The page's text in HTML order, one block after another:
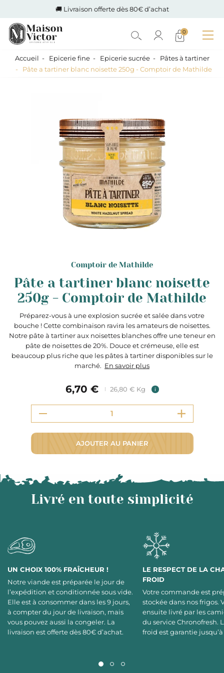
🚚 Livraison offerte dès 80€ d’achat
0
Accueil Epicerie fine Epicerie sucrée
Pâtes à tartiner
Pâte a tartiner blanc noisette 250g - Comptoir de Mathilde
Comptoir de Mathilde
Pâte a tartiner blanc noisette
250g - Comptoir de Mathilde
Préparez-vous à une explosion sucrée et salée dans votre
bouche ! Cette combinaison ravira les amateurs de noisettes.
Notre pâte à tartiner aux noisettes blanches offre une teneur en
pâte de noisettes de 20%. Douce et crémeuse, elle est
beaucoup plus riche que les pâtes à tartiner disponibles sur le
marché. En savoir plus
6,70 € 26,80 € Kg i
AJOUTER AU PANIER
Livré en toute simplicité
UN CHOIX 100% FRAÎCHEUR !
Notre viande est préparée le jour de
l’expédition et conditionnée sous vide.
Elle est à consommer dans les 9 jours,
à compter du jour de livraison, mais
vous pouvez aussi la congeler. La
livraison est offerte dès 80€ d’achat.
LE RESPECT DE LA
FROID
Votre commande est
stockée dans nos frigos.
ensuite livré par les
du service Chronofresh.
froid est garantie